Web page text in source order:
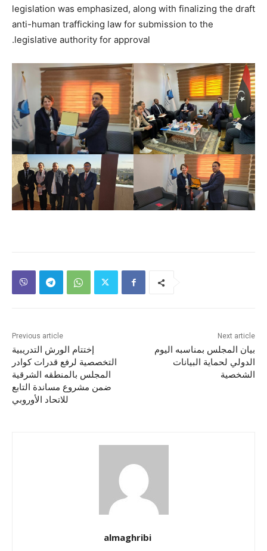
legislation was emphasized, along with finalizing the draft
anti-human trafficking law for submission to the
legislative authority for approval.
Previous article
إختتام الورش التدريبية
التخصصية لرفع قدرات كوادر
المجلس بالمنطقه الشرقية
ضمن مشروع مساندة التابع
للاتحاد الأوروبي
Next article
بيان المجلس بمناسبه اليوم
الدولي لحماية البيانات
الشخصية
almaghribi